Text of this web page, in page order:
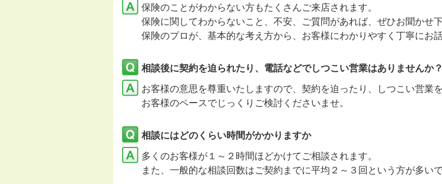
保険のことがわからない方もたくさんご来店されます。
保険に関してわからないこと、不安、ご質問があれば、ぜひお聞かせ下
保険のプロが、基本的な考え方から、お客様にわかりやすく丁寧にお
相談後に契約を迫られたり、電話などでしつこい営業はありませんか？
お客様の意思を尊重いたしますので、契約を迫ったり、しつこい営業
お客様のペースでじっくりご検討くださいませ。
相談にはどのくらい時間がかかりますか
多くのお客様が１～２時間ほどかけてご相談されます。
また、一般的な相談回数はご契約までに平均２～３回という方が多いで